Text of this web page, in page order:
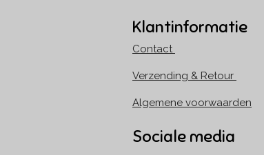
Klantinformatie
Contact
Verzending & Retour
Algemene voorwaarden
Sociale media